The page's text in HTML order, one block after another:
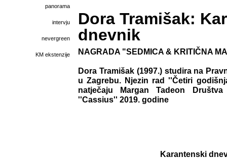
panorama
intervju
nevergreen
KM ekstenzije
Dora Tramišak:
dnevnik
NAGRADA "SEDMICA & KRITIČNA
Dora Tramišak (1997.) studira na
u Zagrebu. Njezin rad ''Četiri
natječaju Margan Tadeon
''Cassius'' 2019. godine
Karantenski